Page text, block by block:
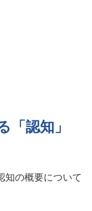
「認知」
知の概要について